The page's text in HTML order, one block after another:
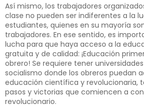
Así mismo, los trabajadores
clase no pueden ser indiferentes a la
estudiantes, quienes en su mayoría
trabajadores. En ese sentido, es
lucha para que haya acceso a la
gratuita y de calidad: ¡Educación
obrero! Se requiere tener
socialismo donde los obreros puedan
educación científica y revolucionaria,
pasos y victorias que comiencen a
revolucionario.